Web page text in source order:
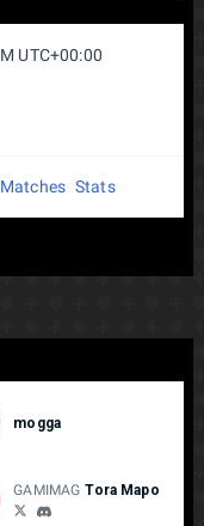
UTC+00:00
Matches Stats
mogga
GAMIMAG Tora Mapo